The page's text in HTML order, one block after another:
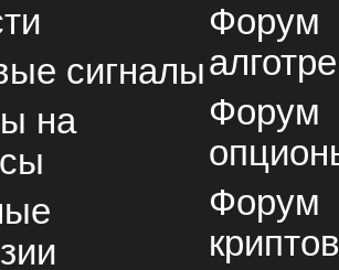
сигналы
на
Форум
Форум
Форум